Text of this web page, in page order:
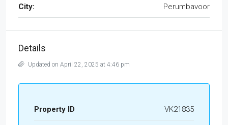
City: Perumbavoor
Details
Updated on April 22, 2025 at 4:46 pm
Property ID VK21835